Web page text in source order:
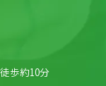
歩約10分